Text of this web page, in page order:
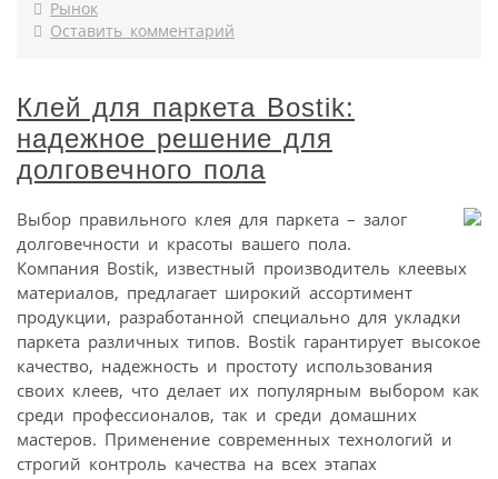
Рынок
Оставить комментарий
Клей для паркета Bostik:
надежное решение для
долговечного пола
Выбор правильного клея для паркета – залог
долговечности и красоты вашего пола.
Компания Bostik, известный производитель клеевых
материалов, предлагает широкий ассортимент
продукции, разработанной специально для укладки
паркета различных типов. Bostik гарантирует высокое
качество, надежность и простоту использования
своих клеев, что делает их популярным выбором как
среди профессионалов, так и среди домашних
мастеров. Применение современных технологий и
строгий контроль качества на всех этапах